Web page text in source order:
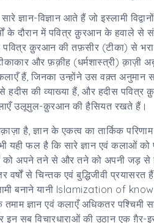
ज्ञान-विज्ञान आते हैं जो इस्लामी
के दौरान में पवित्र क़ुरआन के हवाले से
पवित्र क़ुरआन की तफ़सीर (टीका) से
और फ़क़ीह (धर्मशास्त्री) क़ाज़ी
हैं, जिनका उन्होंने उस वक़्त अनुमान
हदीस की व्याख्या हैं, और हदीस पवित्र
उलूमुल-क़ुरआन की हैसियत रखते हैं।
है, ज्ञान के एकत्व का तार्किक
यही फल है कि सारे ज्ञान एवं कलाओं
अपने तने से और तने को अपनी जड़ से
वर्षों से चिन्तक एवं बुद्धिजीवी
बनाने यानी Islamization of
ज्ञान एवं कलाएँ अधिकतर पश्चिमी
सब विचारधाराओं की उठान एक ग़ैर-